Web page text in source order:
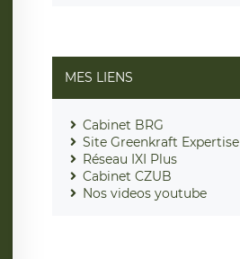
MES LIENS
Cabinet BRG
Site Greenkraft Expertise
Réseau IXI Plus
Cabinet CZUB
Nos videos youtube